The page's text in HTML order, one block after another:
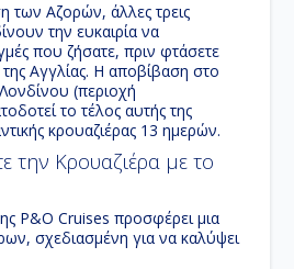
τωνΑζορών, άλλες τρεις
την ευκαιρία να
που ζήσατε, πριν φτάσετε
τηςΑγγλίας. Η αποβίβαση στο
(περιοχή
το τέλος αυτής της
κρουαζιέρας 13 ημερών.
την Κρουαζιέρα με το
P&O Cruises προσφέρει μια
σχεδιασμένη για να καλύψει